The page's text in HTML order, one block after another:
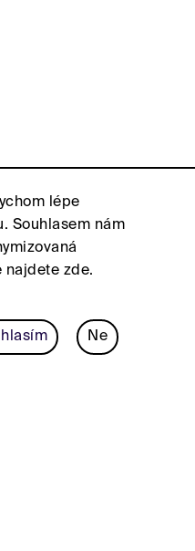
lépe
Souhlasem nám
najdete zde.
Ne